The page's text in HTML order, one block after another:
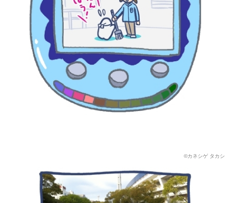
©カネシゲ タカシ